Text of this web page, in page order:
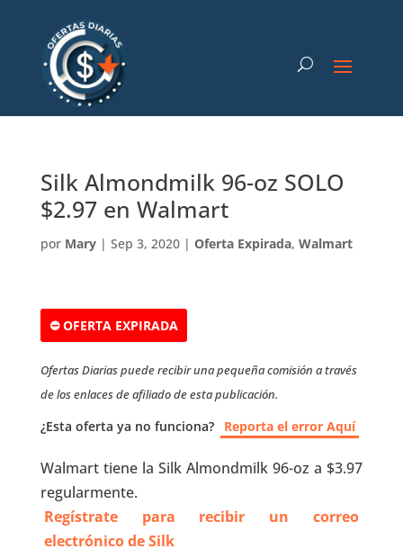
Silk Almondmilk 96-oz SOLO
$2.97 en Walmart
por Mary| Sep 3, 2020| Oferta Expirada, Walmart
⛔ OFERTA EXPIRADA
Ofertas Diarias puede recibir una pequeña comisión a través
de los enlaces de afiliado de esta publicación.
¿Esta oferta ya no funciona? Reporta el error Aquí
Walmart tiene la Silk Almondmilk 96-oz a $3.97
regularmente.
Regístrate para recibir un correo
electrónico de Silk